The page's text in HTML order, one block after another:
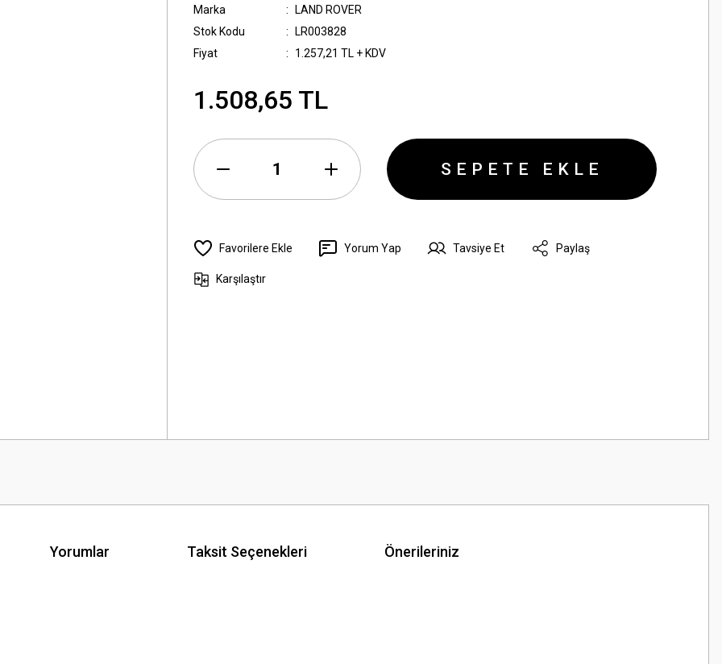
Marka
LAND ROVER
Stok Kodu
LR003828
Fiyat
1.257,21 TL + KDV
1.508,65 TL
SEPETE EKLE
Yorum Yap Tavsiye Et Paylaş
Karşılaştır
Yorumlar Taksit Seçenekleri Önerileriniz